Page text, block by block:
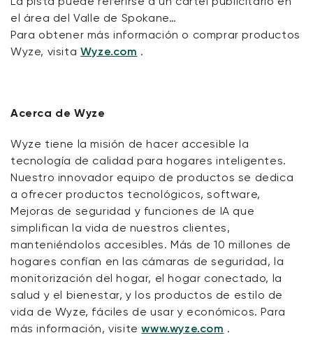
el área del Valle de Spokane…
Para obtener más información o comprar productos
Wyze, visita Wyze.com .
Acerca de Wyze
Wyze tiene la misión de hacer accesible la
tecnología de calidad para hogares inteligentes.
Nuestro innovador equipo de productos se dedica
a ofrecer productos tecnológicos, software,
Mejoras de seguridad y funciones de IA que
simplifican la vida de nuestros clientes,
manteniéndolos accesibles. Más de 10 millones de
hogares confían en las cámaras de seguridad, la
monitorización del hogar, el hogar conectado, la
salud y el bienestar, y los productos de estilo de
vida de Wyze, fáciles de usar y económicos. Para
más información, visite www.wyze.com .